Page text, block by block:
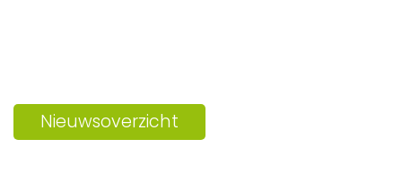
Nieuwsoverzicht